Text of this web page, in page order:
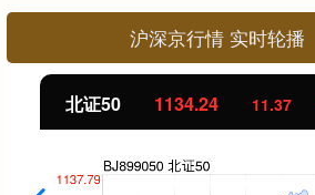
沪深京行情 实时轮播
北证50 1134.24 11.37